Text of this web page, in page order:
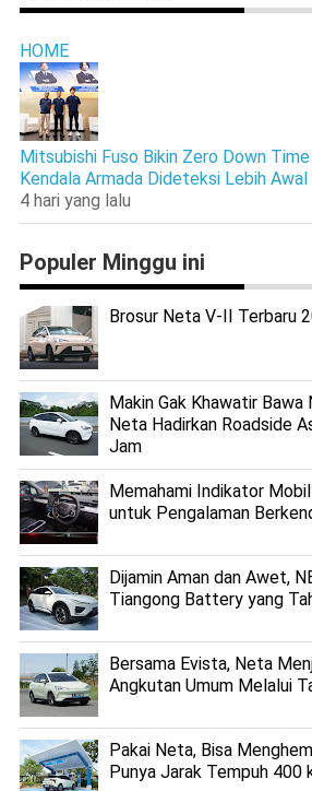
HOME
Mitsubishi Fuso Bikin Zero Down
Kendala Armada Dideteksi Lebih Awal
4 hari yang lalu
Populer Minggu ini
Brosur Neta V-II Terbaru
Makin Gak Khawatir
Neta Hadirkan Roadside
Jam
Memahami Indikator
untuk Pengalaman
Dijamin Aman dan Awet,
Tiangong Battery yang
Bersama Evista, Neta
Angkutan Umum Melalui
Pakai Neta, Bisa
Punya Jarak Tempuh 400